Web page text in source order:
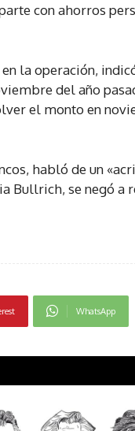
con ahorros
la operación,
del año
el monto en
habló de un
Bullrich, se negó a
WhatsApp